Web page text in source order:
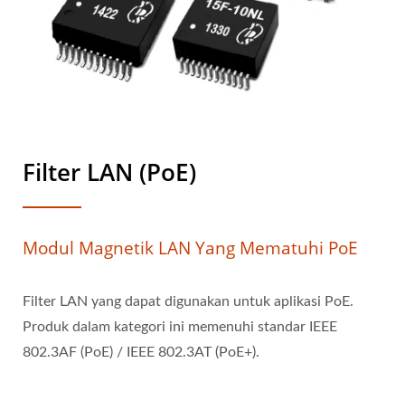
Filter LAN (PoE)
Modul Magnetik LAN Yang Mematuhi PoE
Filter LAN yang dapat digunakan untuk aplikasi PoE.
Produk dalam kategori ini memenuhi standar IEEE
802.3AF (PoE) / IEEE 802.3AT (PoE+).